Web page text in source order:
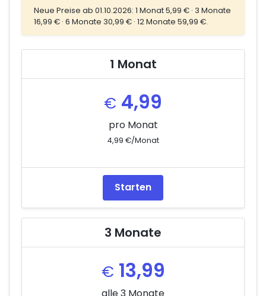
Neue Preise ab 01.10.2026: 1 Monat 5,99 € · 3 Monate
16,99 € · 6 Monate 30,99 € · 12 Monate 59,99 €.
1 Monat
€ 4,99
pro Monat
4,99 €/Monat
Starten
3 Monate
€ 13,99